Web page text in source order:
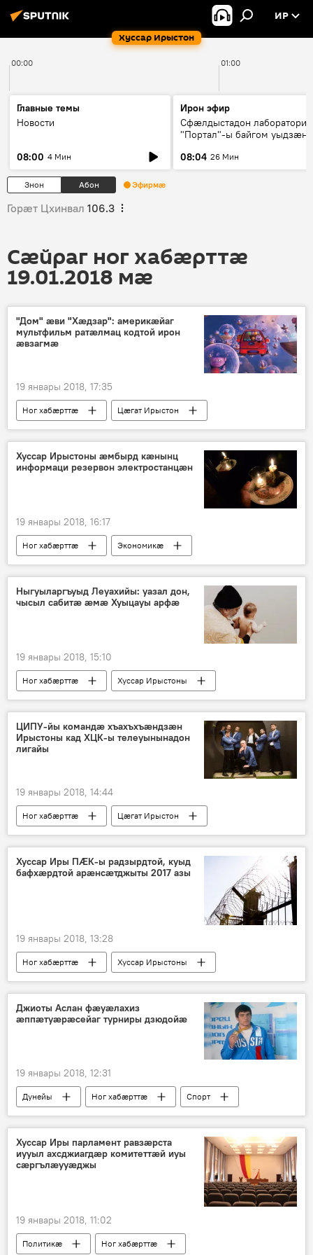
Хуссар Ирыстон
ИР
00:00 01:00
Главные темы
Новости
08:00 4 Мин
Ирон эфир
Сфæлдыстадон лаборатори
"Портал"-ы байгом уыдзæн
Æхсары куыстыты равдыст
08:04 26 Мин
Знон Абон Эфирмæ
Горӕт Цхинвал 106.3
Сӕйраг ног хабӕрттӕ
19.01.2018 мӕ
"Дом" æви "Хæдзар": америкæйаг
мультфильм ратæлмац кодтой ирон
æвзагмæ
19 январы 2018, 17:35
Ног хабӕрттӕ
Цӕгат Ирыстон
Культурӕ
Хуссар Ирыстоны æмбырд кæнынц
информаци резервон электростанцæн
19 январы 2018, 16:17
Ног хабӕрттӕ
Экономикӕ
Хуссар Ирыстоны
Ныгуыларгъуыд Леуахийы: уазал дон,
чысыл сабитæ æмæ Хуыцауы арфæ
19 январы 2018, 15:10
Ног хабӕрттӕ Хуссар Ирыстоны
ЦИПУ-йы командæ хъахъхъæндзæн
Ирыстоны кад ХЦК-ы телеуынынадон
лигайы
19 январы 2018, 14:44
Ног хабӕрттӕ
Цӕгат Ирыстон
Культурӕ
Хуссар Иры ПӔК-ы радзырдтой, куыд
бафхæрдтой арæнсæтджыты 2017 азы
19 январы 2018, 13:28
Ног хабӕрттӕ Хуссар Ирыстоны
Джиоты Аслан фæуæлахиз
æппæтуæрæсейаг турниры дзюдойæ
19 январы 2018, 12:31
Дунейы Ног хабӕрттӕ Спорт
Хуссар Иры парламент равзæрста
иууыл ахсджиагдæр комитеттæй иуы
сæргълæууæджы
19 январы 2018, 11:02
Политикӕ
Ног хабӕрттӕ